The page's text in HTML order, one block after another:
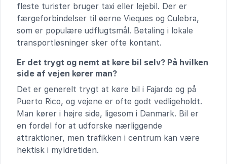
fleste turister bruger taxi eller lejebil. Der er
færgeforbindelser til øerne Vieques og Culebra,
som er populære udflugtsmål. Betaling i lokale
transportløsninger sker ofte kontant.
Er det trygt og nemt at køre bil selv? På hvilken
side af vejen kører man?
Det er generelt trygt at køre bil i Fajardo og på
Puerto Rico, og vejene er ofte godt vedligeholdt.
Man kører i højre side, ligesom i Danmark. Bil er
en fordel for at udforske nærliggende
attraktioner, men trafikken i centrum kan være
hektisk i myldretiden.